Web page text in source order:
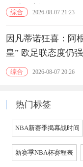
15分10板
综合 2026-08-07 21:23
因凡蒂诺狂喜：阿
皇” 欧足联态度仍
综合 2026-08-07 20:26
热门标签
NBA新赛季揭幕战时间
新赛季NBA杯赛程表